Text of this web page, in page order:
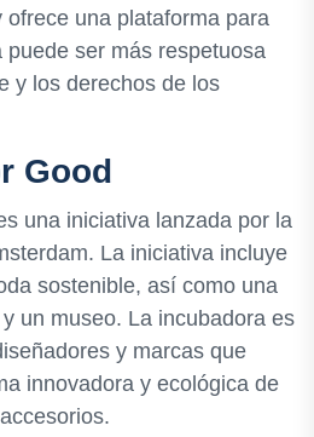
una plataforma para
ser más respetuosa
y los derechos de los
Good
una iniciativa lanzada por la
La iniciativa incluye
sostenible, así como una
un museo. La incubadora es
y marcas que
innovadora y ecológica de